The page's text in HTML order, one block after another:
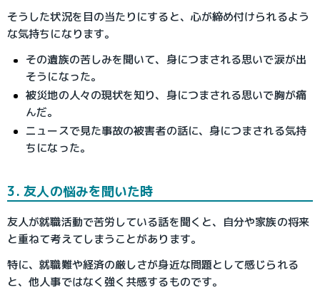
そうした状況を目の当たりにすると、心が締め付けられるよう
な気持ちになります。
その遺族の苦しみを聞いて、身につまされる思いで涙が出
そうになった。
被災地の人々の現状を知り、身につまされる思いで胸が痛
んだ。
ニュースで見た事故の被害者の話に、身につまされる気持
ちになった。
3. 友人の悩みを聞いた時
友人が就職活動で苦労している話を聞くと、自分や家族の将来
と重ねて考えてしまうことがあります。
特に、就職難や経済の厳しさが身近な問題として感じられる
と、他人事ではなく強く共感するものです。